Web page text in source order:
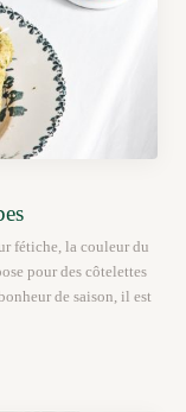
fétiche, la couleur du
pour des côtelettes
de saison, il est